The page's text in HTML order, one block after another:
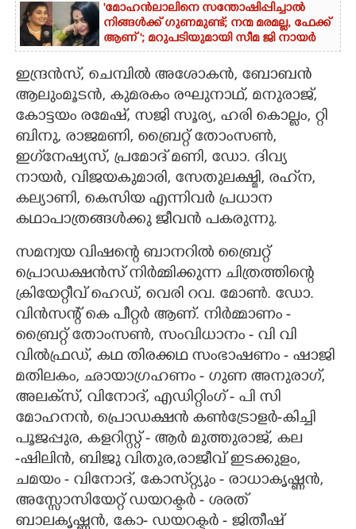
'മോഹൻലാലിനെ സന്തോഷിപ്പിച്ചാൽ
നിങ്ങൾക്ക് ഗുണമുണ്ട്; നന്മ മരമല്ല, ഫേക്ക്
ആണ് '; മറുപടിയുമായി സീമ ജി നായർ
ഇന്ദ്രൻസ്, ചെമ്പിൽ അശോകൻ, ബോബൻ
ആലുംമൂടൻ, കുമരകം രഘുനാഥ്, മനുരാജ്,
കോട്ടയം രമേഷ്, സജി സൂര്യ, ഹരി കൊല്ലം, റ്റി
ബിനു, രാജമണി, ബ്രൈറ്റ് തോംസൺ,
ഇഗ്‌നേഷ്യസ്, പ്രമോദ് മണി, ഡോ. ദിവ്യ
നായർ, വിജയകുമാരി, സേതുലക്ഷ്മി, രഹ്‌ന,
കല്യാണി, കെസിയ എന്നിവർ പ്രധാന
കഥാപാത്രങ്ങൾക്കു ജീവൻ പകരുന്നു.
സമന്വയ വിഷന്റെ ബാനറിൽ ബ്രൈറ്റ്
പ്രൊഡക്ഷൻസ് നിർമ്മിക്കുന്ന ചിത്രത്തിന്റെ
ക്രിയേറ്റീവ് ഹെഡ്, വെരി റവ. മോൺ. ഡോ.
വിൻസന്റ് കെ പീറ്റർ ആണ്. നിർമ്മാണം -
ബ്രൈറ്റ് തോംസൺ, സംവിധാനം - വി വി
വിൽഫ്രഡ്, കഥ തിരക്കഥ സംഭാഷണം - ഷാജി
മതിലകം, ഛായാഗ്രഹണം - ഗുണ അനുരാഗ്,
അലക്‌സ്, വിനോദ്, എഡിറ്റിംഗ് - പി സി
മോഹനൻ, പ്രൊഡക്ഷൻ കൺട്രോളർ-കിച്ചി
പൂജപ്പുര, കളറിസ്റ്റ് - ആർ മുത്തുരാജ്, കല
-ഷിലിൻ, ബിജു വിതുര,രാജീവ് ഇടക്കുളം,
ചമയം - വിനോദ്, കോസ്‌റ്റ്യും - രാധാകൃഷ്ണൻ,
അസ്സോസിയേറ്റ് ഡയറക്ടർ - ശരത്
ബാലകൃഷ്ണൻ, കോ- ഡയറക്ടർ - ജിതീഷ്